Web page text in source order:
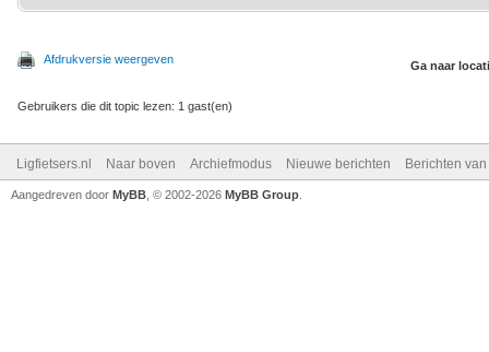
Afdrukversie weergeven Ga naar
Gebruikers die dit topic lezen: 1 gast(en)
Ligfietsers.nl Naar boven Archiefmodus Nieuwe berichten Berichten
Aangedreven door MyBB , © 2002-2026 MyBB Group